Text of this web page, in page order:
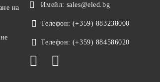
на
Имейл: sales@eled.bg
Телефон: (+359) 883238000
Телефон: (+359) 884586020